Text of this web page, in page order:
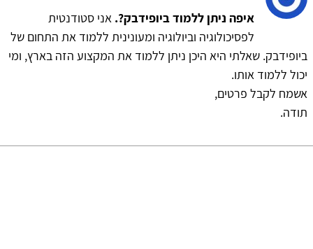
איפה ניתן ללמוד ביופידבק?. אני סטודנטית
לפסיכולוגיה וביולוגיה ומעונינית ללמוד את התחום של
ביופידבק. שאלתי היא היכן ניתן ללמוד את המקצוע הזה בארץ, ומי
יכול ללמוד אותו.
אשמח לקבל פרטים,
תודה.